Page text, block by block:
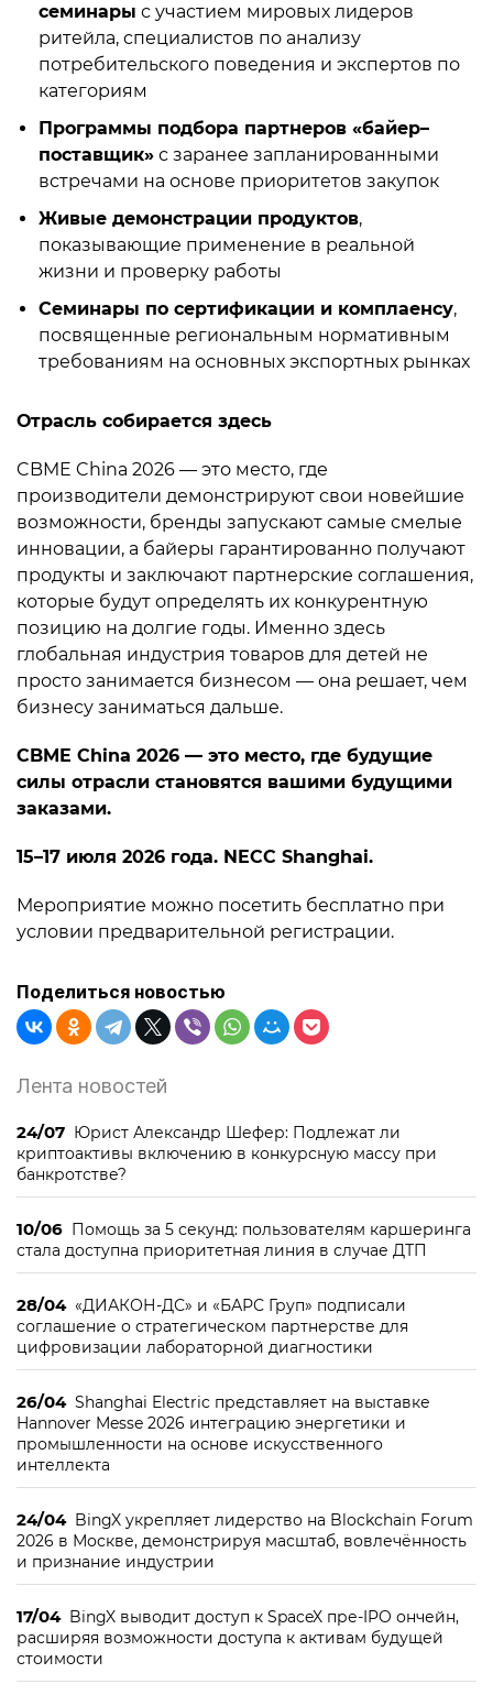
семинары с участием мировых лидеров
ритейла, специалистов по анализу
потребительского поведения и экспертов по
категориям
Программы подбора партнеров «байер–
поставщик» с заранее запланированными
встречами на основе приоритетов закупок
Живые демонстрации продуктов,
показывающие применение в реальной
жизни и проверку работы
Семинары по сертификации и комплаенсу,
посвященные региональным нормативным
требованиям на основных экспортных рынках
Отрасль собирается здесь
CBME China 2026 — это место, где
производители демонстрируют свои новейшие
возможности, бренды запускают самые смелые
инновации, а байеры гарантированно получают
продукты и заключают партнерские соглашения,
которые будут определять их конкурентную
позицию на долгие годы. Именно здесь
глобальная индустрия товаров для детей не
просто занимается бизнесом — она решает, чем
бизнесу заниматься дальше.
CBME China 2026 — это место, где будущие
силы отрасли становятся вашими будущими
заказами.
15–17 июля 2026 года. NECC Shanghai.
Мероприятие можно посетить бесплатно при
условии предварительной регистрации.
Поделиться новостью
Лента новостей
24/07 Юрист Александр Шефер: Подлежат ли
криптоактивы включению в конкурсную массу при
банкротстве?
10/06 Помощь за 5 секунд: пользователям каршеринга
стала доступна приоритетная линия в случае ДТП
28/04 «ДИАКОН-ДС» и «БАРС Груп» подписали
соглашение о стратегическом партнерстве для
цифровизации лабораторной диагностики
26/04 Shanghai Electric представляет на выставке
Hannover Messe 2026 интеграцию энергетики и
промышленности на основе искусственного
интеллекта
24/04 BingX укрепляет лидерство на Blockchain Forum
2026 в Москве, демонстрируя масштаб, вовлечённость
и признание индустрии
17/04 BingX выводит доступ к SpaceX пре-IPO ончейн,
расширяя возможности доступа к активам будущей
стоимости